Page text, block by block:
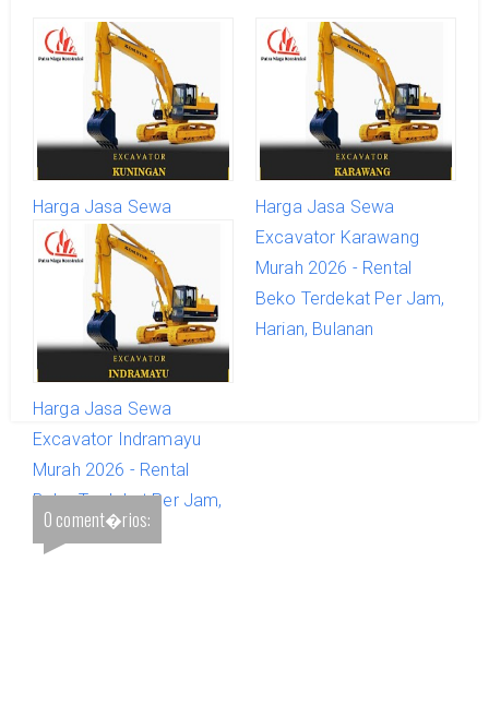
Harga Jasa Sewa
Excavator Kuningan
Murah 2026 - Rental
Beko Terdekat Per Jam,
Harian, Bulanan
Harga Jasa Sewa
Excavator Karawang
Murah 2026 - Rental
Beko Terdekat Per Jam,
Harian, Bulanan
Harga Jasa Sewa
Excavator Indramayu
Murah 2026 - Rental
Beko Terdekat Per Jam,
Harian, Bulanan
0 coment�rios: